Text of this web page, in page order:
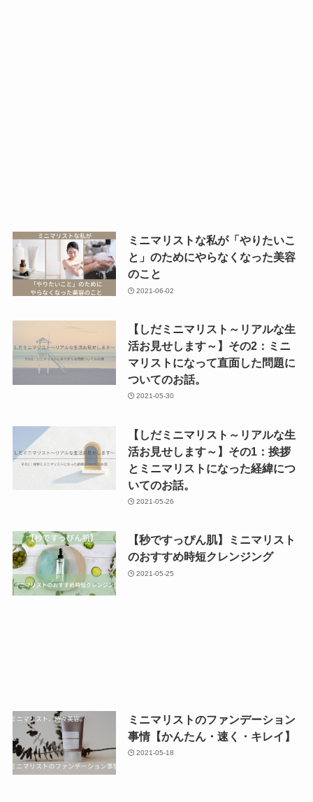
ミニマリストな私が「やりたいこ
と」のためにやらなくなった美容
のこと
2021-06-02
【しだミニマリスト～リアルな生
活お見せします～】その2：ミニ
マリストになって直面した問題に
ついてのお話。
2021-05-30
【しだミニマリスト～リアルな生
活お見せします～】その1：挨拶
とミニマリストになった経緯につ
いてのお話。
2021-05-26
【秒ですっぴん肌】ミニマリスト
のおすすめ時短クレンジング
2021-05-25
ミニマリストのファンデーション
事情【かんたん・速く・キレイ】
2021-05-18